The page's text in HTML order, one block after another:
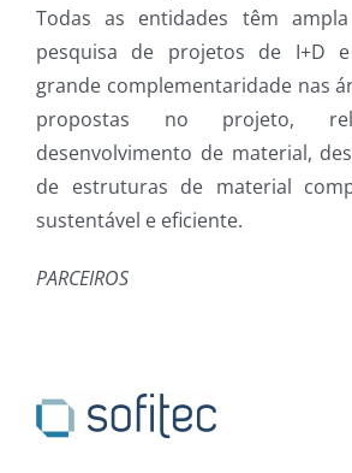
Todas as entidades têm
pesquisa de projetos de I+D
grande complementaridade nas
propostas no projeto,
desenvolvimento de material,
de estruturas de material
sustentável e eficiente.
PARCEIROS